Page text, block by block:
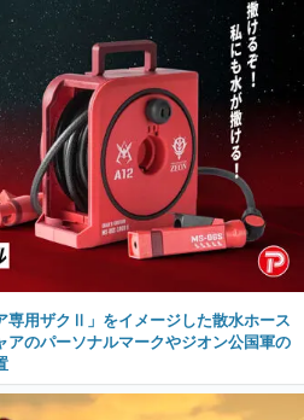
専用ザクⅡ」をイメージした散水ホース
アのパーソナルマークやジオン公国軍の